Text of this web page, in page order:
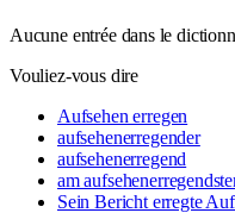
Aucune entrée dans le
Vouliez-vous dire
Aufsehen erregen
aufsehenerregender
aufsehenerregend
am
Sein Bericht erregte